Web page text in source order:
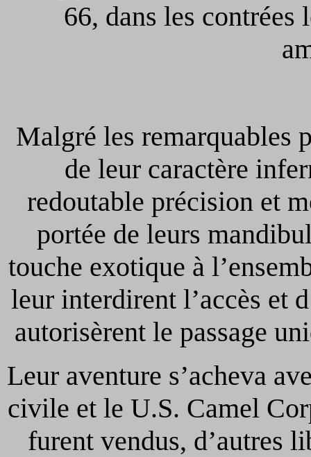
66, dans les contrées
Malgré les remarquables
de leur caractère
redoutable précision et
portée de leurs
touche exotique à
leur interdirent l’accès et
autorisèrent le passage
Leur aventure s’acheva
civile et le U.S. Camel
furent vendus, d’autres